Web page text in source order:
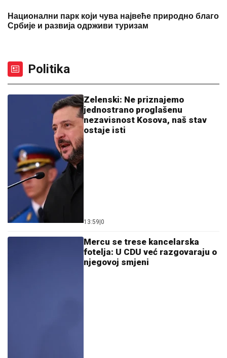
Национални парк који чува највеће природно благо
Србије и развија одрживи туризам
Politika
Zelenski: Ne priznajemo
jednostrano proglašenu
nezavisnost Kosova, naš stav
ostaje isti
13:59 0
Mercu se trese kancelarska
fotelja: U CDU već razgovaraju o
njegovoj smjeni